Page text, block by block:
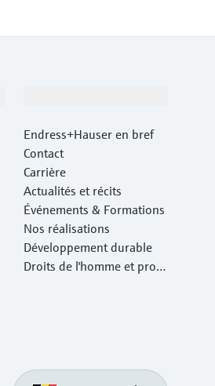
Endress+Hauser en bref
Contact
Carrière
Actualités et récits
Événements & Formations
Nos réalisations
Développement durable
Droits de l'homme et prote